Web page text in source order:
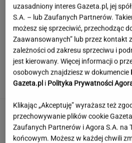
Quiz - o tych
Wiesz, kim był
Nie czekaj, aż
oznaczać, że szkoła
MATERIAŁ PROMOCYJNY
Wakacyjne
warto pamiętać, by
MATERIAŁ PROMOCYJNY
uzasadniony interes Gazeta.pl, jej
S.A. – lub Zaufanych Partnerów.
możesz się sprzeciwić, przechodząc
Zaawansowanych” lub przez kontakt
zależności od zakresu sprzeciwu i
jest kierowany. Więcej informacji o
osobowych znajdziesz w dokumencie
Gazeta.pl i Polityka Prywatności
Klikając „Akceptuję” wyrażasz też
przechowywanie plików cookie
Zaufanych Partnerów i Agora S.A. na
końcowym. Możesz w każdej chwili